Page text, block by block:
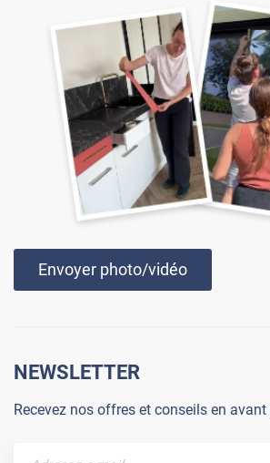
Envoyer photo/vidéo
NEWSLETTER
Recevez nos offres et conseils en avant